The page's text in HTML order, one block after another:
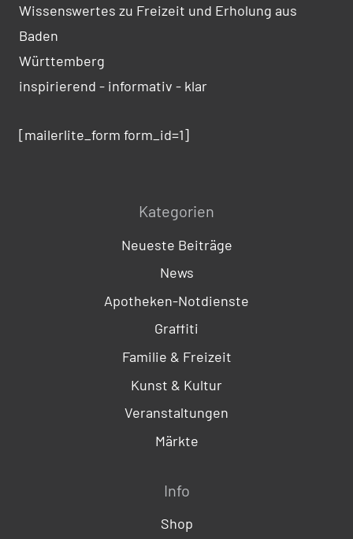
Wissenswertes zu Freizeit und Erholung aus
Baden
Württemberg
inspirierend - informativ - klar
[mailerlite_form form_id=1]
Kategorien
Neueste Beiträge
News
Apotheken-Notdienste
Graffiti
Familie & Freizeit
Kunst & Kultur
Veranstaltungen
Märkte
Info
Shop